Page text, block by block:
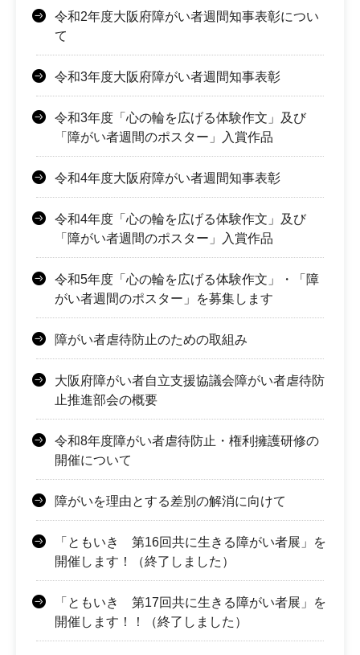
令和2年度大阪府障がい者週間知事表彰につい
て
令和3年度大阪府障がい者週間知事表彰
令和3年度「心の輪を広げる体験作文」及び
「障がい者週間のポスター」入賞作品
令和4年度大阪府障がい者週間知事表彰
令和4年度「心の輪を広げる体験作文」及び
「障がい者週間のポスター」入賞作品
令和5年度「心の輪を広げる体験作文」・「障
がい者週間のポスター」を募集します
障がい者虐待防止のための取組み
大阪府障がい者自立支援協議会障がい者虐待防
止推進部会の概要
令和8年度障がい者虐待防止・権利擁護研修の
開催について
障がいを理由とする差別の解消に向けて
「ともいき 第16回共に生きる障がい者展」を
開催します！（終了しました）
「ともいき 第17回共に生きる障がい者展」を
開催します！！（終了しました）